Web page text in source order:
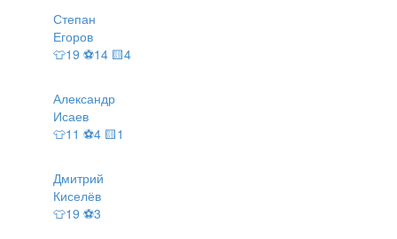
Степан
Егоров
👕19 ⚽14 🟨4
Александр
Исаев
👕11 ⚽4 🟨1
Дмитрий
Киселёв
👕19 ⚽3